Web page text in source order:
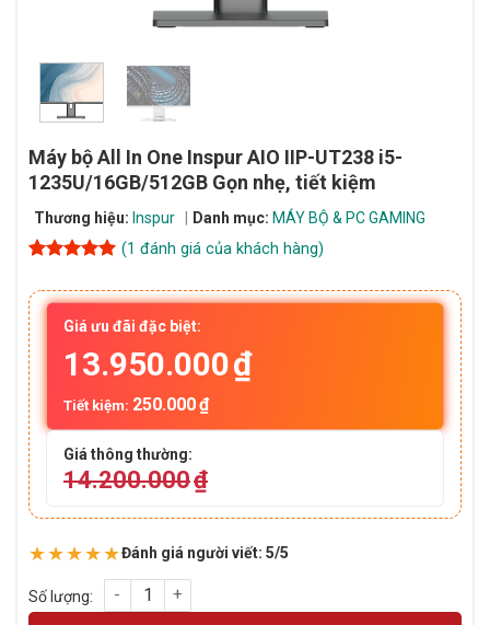
Máy bộ All In One Inspur AIO IIP-UT238 i5-
1235U/16GB/512GB Gọn nhẹ, tiết kiệm
Thương hiệu: Inspur Danh mục: MÁY BỘ & PC GAMING
dựa trên
đánh giá
(1 đánh giá của khách hàng)
Giá ưu đãi đặc biệt:
13.950.000₫
Tiết kiệm: 250.000₫
Giá thông thường:
14.200.000₫
★★★★★Đánh giá người viết: 5/5
Máy bộ All In One Inspur AIO IIP-UT238 i5-1235U/16GB/